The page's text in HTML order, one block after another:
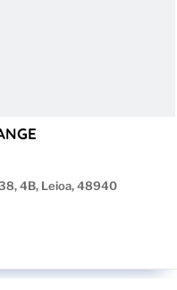
4B, Leioa, 48940